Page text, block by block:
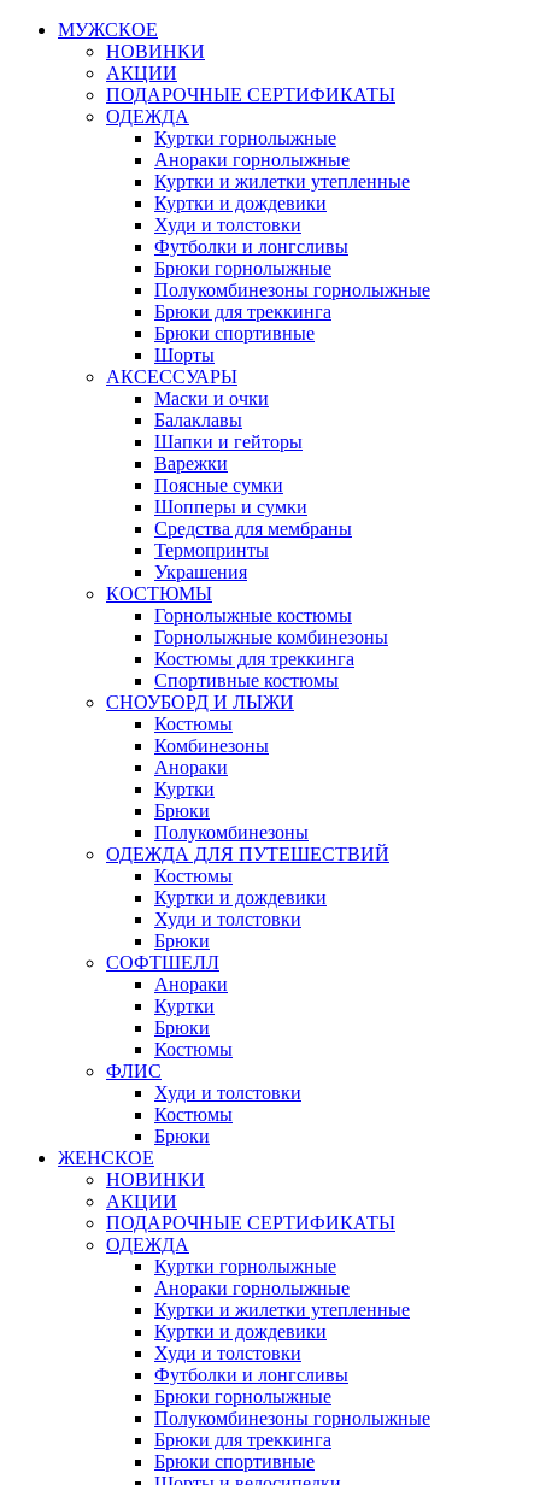
МУЖСКОЕ
НОВИНКИ
АКЦИИ
ПОДАРОЧНЫЕ СЕРТИФИКАТЫ
ОДЕЖДА
Куртки горнолыжные
Анораки горнолыжные
Куртки и жилетки утепленные
Куртки и дождевики
Худи и толстовки
Футболки и лонгсливы
Брюки горнолыжные
Полукомбинезоны горнолыжные
Брюки для треккинга
Брюки спортивные
Шорты
АКСЕССУАРЫ
Маски и очки
Балаклавы
Шапки и гейторы
Варежки
Поясные сумки
Шопперы и сумки
Средства для мембраны
Термопринты
Украшения
КОСТЮМЫ
Горнолыжные костюмы
Горнолыжные комбинезоны
Костюмы для треккинга
Спортивные костюмы
СНОУБОРД И ЛЫЖИ
Костюмы
Комбинезоны
Анораки
Куртки
Брюки
Полукомбинезоны
ОДЕЖДА ДЛЯ ПУТЕШЕСТВИЙ
Костюмы
Куртки и дождевики
Худи и толстовки
Брюки
СОФТШЕЛЛ
Анораки
Куртки
Брюки
Костюмы
ФЛИС
Худи и толстовки
Костюмы
Брюки
ЖЕНСКОЕ
НОВИНКИ
АКЦИИ
ПОДАРОЧНЫЕ СЕРТИФИКАТЫ
ОДЕЖДА
Куртки горнолыжные
Анораки горнолыжные
Куртки и жилетки утепленные
Куртки и дождевики
Худи и толстовки
Футболки и лонгсливы
Брюки горнолыжные
Полукомбинезоны горнолыжные
Брюки для треккинга
Брюки спортивные